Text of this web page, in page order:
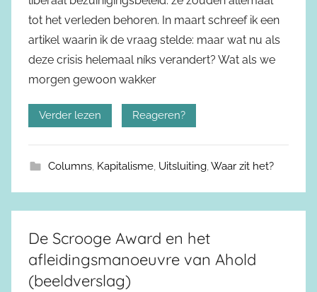
tot het verleden behoren. In maart schreef ik een
artikel waarin ik de vraag stelde: maar wat nu als
deze crisis helemaal níks verandert? Wat als we
morgen gewoon wakker
Verder lezen Reageren?
Columns, Kapitalisme, Uitsluiting,Waar zit het?
De Scrooge Award en het
afleidingsmanoeuvre van Ahold
(beeldverslag)